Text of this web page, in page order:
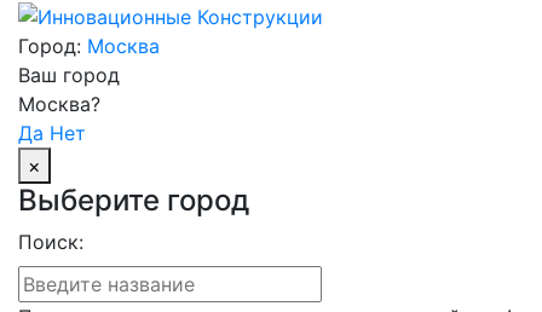
Город: Москва
Ваш город
Москва?
Да Нет
×
Выберите город
Поиск: